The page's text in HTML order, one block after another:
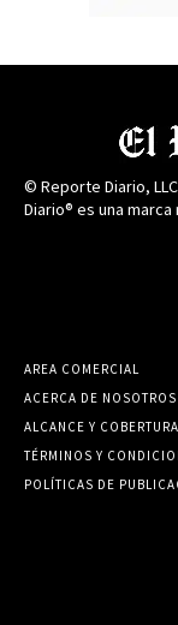
© Reporte Diario,
Diario® es una marca
AREA COMERCIAL
ACERCA DE NOSOTROS
ALCANCE Y COBERTURA
TÉRMINOS Y
POLÍTICAS DE